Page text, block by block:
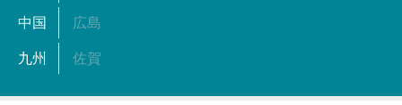
中国 広島
九州 佐賀